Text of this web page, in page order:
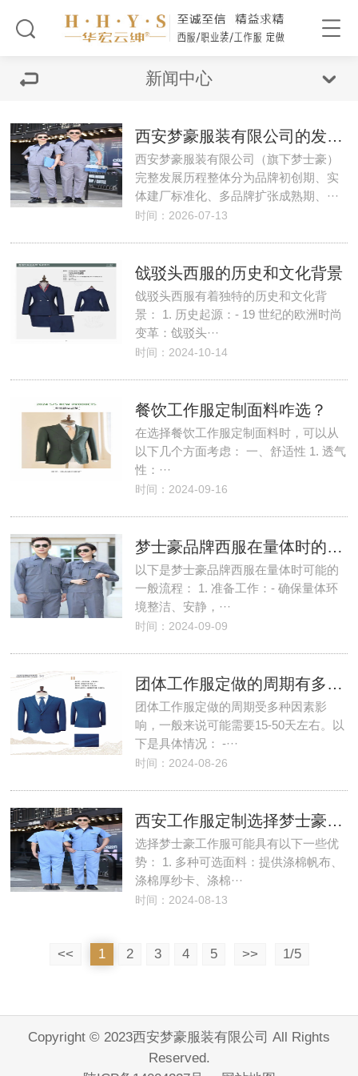
新闻中心
西安梦豪服装有限公司的发展历程是怎样的？
西安梦豪服装有限公司（旗下梦士豪）
完整发展历程整体分为品牌初创期、实
体建厂标准化、多品牌扩张成熟期、···
时间：2026-07-13
戗驳头西服的历史和文化背景
戗驳头西服有着独特的历史和文化背
景： 1. 历史起源：- 19 世纪的欧洲时尚
变革：戗驳头···
时间：2024-10-14
餐饮工作服定制面料咋选？
在选择餐饮工作服定制面料时，可以从
以下几个方面考虑： 一、舒适性 1. 透气
性：···
时间：2024-09-16
梦士豪品牌西服在量体时的流程
以下是梦士豪品牌西服在量体时可能的
一般流程： 1. 准备工作：- 确保量体环
境整洁、安静，···
时间：2024-09-09
团体工作服定做的周期有多少？
团体工作服定做的周期受多种因素影
响，一般来说可能需要15-50天左右。以
下是具体情况： -···
时间：2024-08-26
西安工作服定制选择梦士豪工作服的优势有哪些？
选择梦士豪工作服可能具有以下一些优
势： 1. 多种可选面料：提供涤棉帆布、
涤棉厚纱卡、涤棉···
时间：2024-08-13
<< 1 2 3 4 5 >> 1/5
Copyright © 2023西安梦豪服装有限公司 All Rights
Reserved.